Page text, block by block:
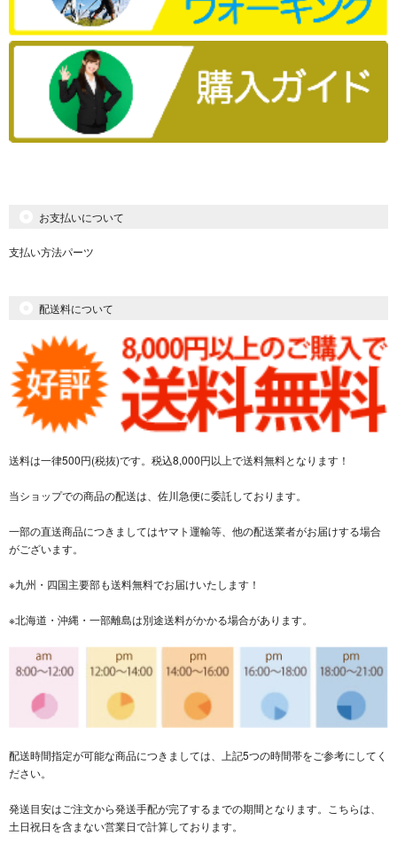
お支払いについて
支払い方法パーツ
配送料について
送料は一律500円(税抜)です。税込8,000円以上で送料無料となります！
当ショップでの商品の配送は、佐川急便に委託しております。
一部の直送商品につきましてはヤマト運輸等、他の配送業者がお届けする場合
がございます。
※九州・四国主要部も送料無料でお届けいたします！
※北海道・沖縄・一部離島は別途送料がかかる場合があります。
配送時間指定が可能な商品につきましては、上記5つの時間帯をご参考にしてく
ださい。
発送目安はご注文から発送手配が完了するまでの期間となります。こちらは、
土日祝日を含まない営業日で計算しております。